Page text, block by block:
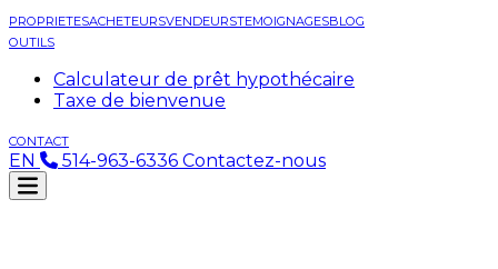
PROPRIETESACHETEURSVENDEURSTEMOIGNAGESBLOG
OUTILS
Calculateur de prêt hypothécaire
Taxe de bienvenue
CONTACT
EN 514-963-6336 Contactez-nous